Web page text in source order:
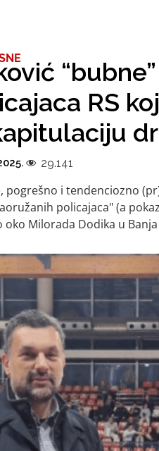
RS
29.141
pogrešno i tendenciozno
policajaca" (a
Milorada Dodika u